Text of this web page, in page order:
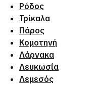
Ρόδος
Τρίκαλα
Πάρος
Κομοτηνή
Λάρνακα
Λευκωσία
Λεμεσός